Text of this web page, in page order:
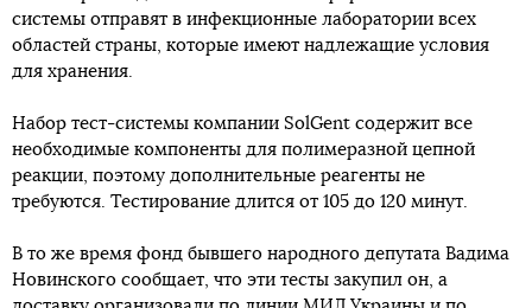
системы отправят в инфекционные лаборатории всех
областей страны, которые имеют надлежащие условия
для хранения.
Набор тест-системы компании SolGent содержит все
необходимые компоненты для полимеразной цепной
реакции, поэтому дополнительные реагенты не
требуются. Тестирование длится от 105 до 120 минут.
В то же время фонд бывшего народного депутата Вадима
Новинского сообщает, что эти тесты закупил он, а